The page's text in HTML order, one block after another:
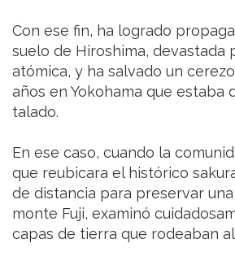
Con ese fin, ha logrado
suelo de Hiroshima, devastada
atómica, y ha salvado un
años en Yokohama que estaba
talado.
En ese caso, cuando la
que reubicara el histórico
de distancia para preservar
monte Fuji, examinó
capas de tierra que rodeaban